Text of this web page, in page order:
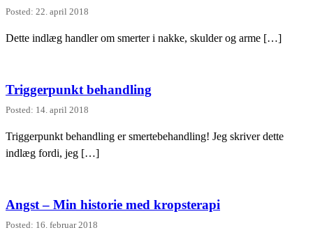
Posted: 22. april 2018
Dette indlæg handler om smerter i nakke, skulder og arme […]
Triggerpunkt behandling
Posted: 14. april 2018
Triggerpunkt behandling er smertebehandling! Jeg skriver dette
indlæg fordi, jeg […]
Angst – Min historie med kropsterapi
Posted: 16. februar 2018